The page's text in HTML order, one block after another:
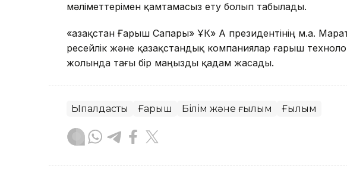
мәліметтерімен қамтамасыз ету болып табылады.
«Қазақстан Ғарыш Сапары» ҰК» АҚ президентінің м.а.
ресейлік және қазақстандық компаниялар ғарыш
жолында тағы бір маңызды қадам жасады.
Ықпалдастық Ғарыш Білім және ғылым Ғылым